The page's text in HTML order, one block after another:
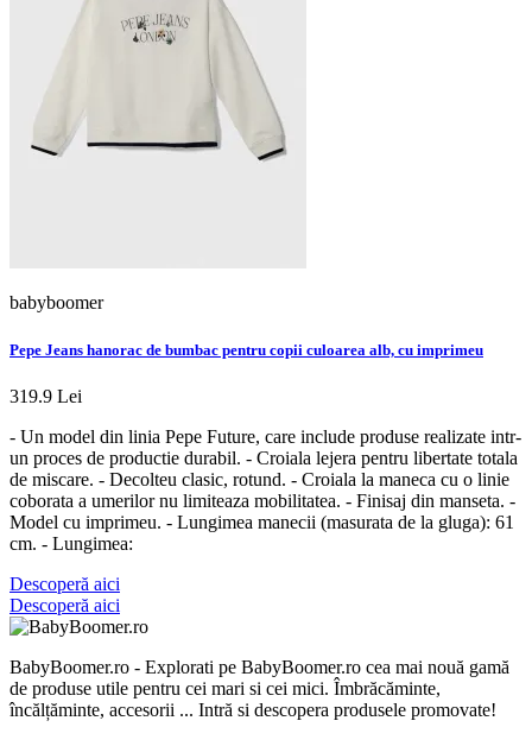
babyboomer
Pepe Jeans hanorac de bumbac pentru copii culoarea alb, cu imprimeu
319.9 Lei
- Un model din linia Pepe Future, care include produse realizate intr-
un proces de productie durabil. - Croiala lejera pentru libertate totala
de miscare. - Decolteu clasic, rotund. - Croiala la maneca cu o linie
coborata a umerilor nu limiteaza mobilitatea. - Finisaj din manseta. -
Model cu imprimeu. - Lungimea manecii (masurata de la gluga): 61
cm. - Lungimea:
Descoperă aici
Descoperă aici
BabyBoomer.ro - Explorati pe BabyBoomer.ro cea mai nouă gamă
de produse utile pentru cei mari si cei mici. Îmbrăcăminte,
încălțăminte, accesorii ... Intră si descopera produsele promovate!